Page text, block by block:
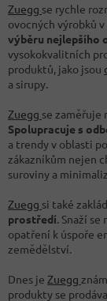
Zuegg se rychle
ovocných výrobků
výběru nejlepšího
vysokokvalitních
produktů, jako jsou
a sirupy.
Zuegg se zaměřuje
Spolupracuje s
a trendy v oblasti
zákazníkům nejen
suroviny a
Zuegg si také
prostředí. Snaží
opatření k úspoře
zemědělství.
Dnes je Zuegg
produkty se